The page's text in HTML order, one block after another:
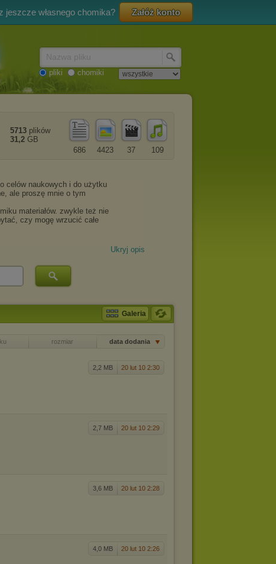
jeszcze własnego chomika? Załóż konto
pliki chomiki
109
37
4423
686
5713 plików
31,2 GB
Ukryj opis
Galeria
rozmiar data dodania
2,2 MB 20 lut 10 2:30
2,7 MB 20 lut 10 2:29
3,6 MB 20 lut 10 2:28
4,0 MB 20 lut 10 2:26